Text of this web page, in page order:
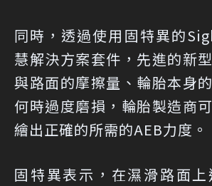
同時，透過使用固特異的
慧解決方案套件，先進的新
與路面的摩擦量、輪胎本身
何時過度磨損，輪胎製造商
繪出正確的所需的AEB力度。
固特異表示，在濕滑路面